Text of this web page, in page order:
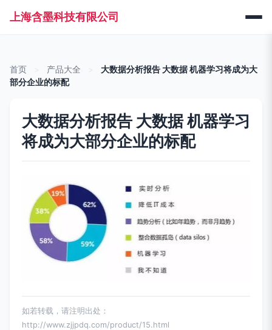
上海含墨科技有限公司
首页 产品大全
大数据分析报告 大数据 机器学习将成为大
部分企业的标配
大数据分析报告 大数据 机器学习
将成为大部分企业的标配
如若转载，请注明出处：
http://www.zjjpdq.com/product/15.html